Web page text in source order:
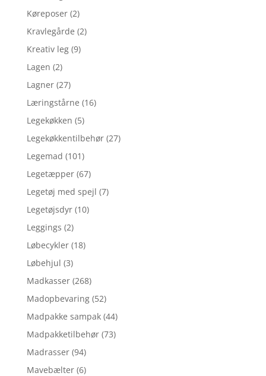
Køreposer (2)
Kravlegårde (2)
Kreativ leg (9)
Lagen (2)
Lagner (27)
Læringstårne (16)
Legekøkken (5)
Legekøkkentilbehør (27)
Legemad (101)
Legetæpper (67)
Legetøj med spejl (7)
Legetøjsdyr (10)
Leggings (2)
Løbecykler (18)
Løbehjul (3)
Madkasser (268)
Madopbevaring (52)
Madpakke sampak (44)
Madpakketilbehør (73)
Madrasser (94)
Mavebælter (6)